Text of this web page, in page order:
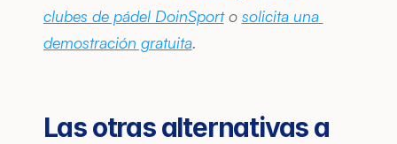
clubes de pádel DoinSport o solicita una
demostración gratuita.
Las otras alternativas a